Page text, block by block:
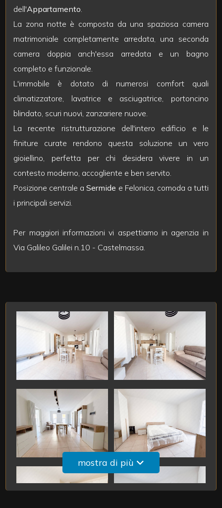
dell'Appartamento.
La zona notte è composta da una spaziosa camera
matrimoniale completamente arredata, una seconda
camera doppia anch'essa arredata e un bagno
completo e funzionale.
L'immobile è dotato di numerosi comfort quali
climatizzatore, lavatrice e asciugatrice, portoncino
blindato, scuri nuovi, zanzariere nuove.
La recente ristrutturazione dell'intero edificio e le
finiture curate rendono questa soluzione un vero
gioiellino, perfetta per chi desidera vivere in un
contesto moderno, accogliente e ben servito.
Posizione centrale aSermide e Felonica, comoda a tutti
i principali servizi.
Per maggiori informazioni vi aspettiamo in agenzia in
Via Galileo Galilei n.10 - Castelmassa.
mostra di più
1
2
3
Bagni
minimi
Qualsiasi
3
5
5+
Camere
minime